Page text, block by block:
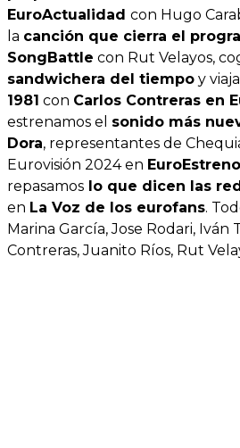
EuroActualidad con Hugo
la canción que cierra el
SongBattle con Rut Velayos,
sandwichera del tiempo y
1981 con Carlos Contreras en
estrenamos el sonido más
Dora, representantes de
Eurovisión 2024 en
repasamos lo que dicen las
en La Voz de los eurofans.
Marina García, Jose Rodari, Iván
Contreras, Juanito Ríos, Rut